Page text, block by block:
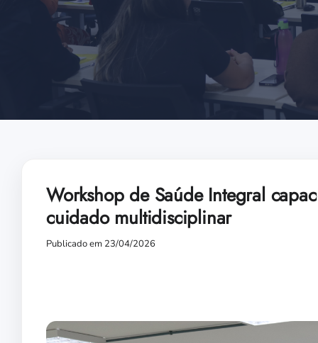
Workshop de Saúde Integral
cuidado multidisciplinar
Publicado em 23/04/2026